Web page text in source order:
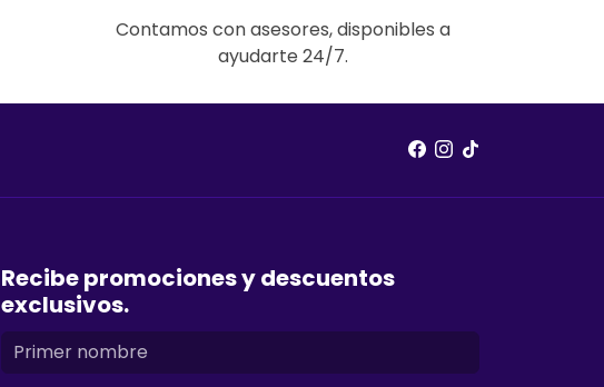
Contamos con asesores, disponibles a
ayudarte 24/7.
Recibe promociones y descuentos
exclusivos.